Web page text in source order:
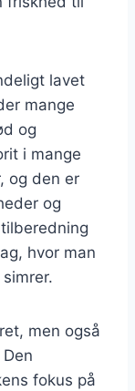
lavet
mange
og
i mange
og den er
og
hvor man
men også
fokus på